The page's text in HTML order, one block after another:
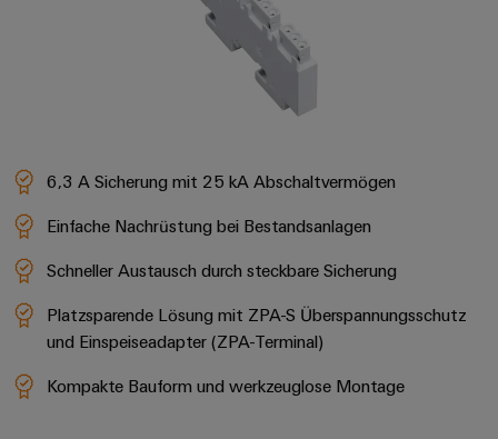
6,3 A Sicherung mit 25 kA Abschaltvermögen
Einfache Nachrüstung bei Bestandsanlagen
Schneller Austausch durch steckbare Sicherung
Platzsparende Lösung mit ZPA-S Überspannungsschutz
und Einspeiseadapter (ZPA-Terminal)
Kompakte Bauform und werkzeuglose Montage